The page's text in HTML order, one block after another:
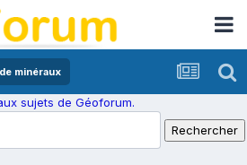
minéraux
sujets de Géoforum.